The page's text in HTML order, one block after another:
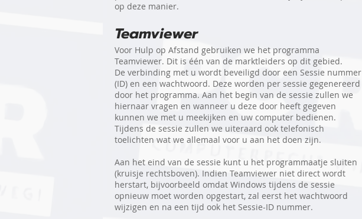
op deze manier.
Teamviewer
Voor Hulp op Afstand gebruiken we het programma
Teamviewer. Dit is één van de marktleiders op dit gebied.
De verbinding met u wordt beveiligd door een Sessie nummer
(ID) en een wachtwoord. Deze worden per sessie gegenereerd
door het programma. Aan het begin van de sessie zullen we
hiernaar vragen en wanneer u deze door heeft gegeven
kunnen we met u meekijken en uw computer bedienen.
Tijdens de sessie zullen we uiteraard ook telefonisch
toelichten wat we allemaal voor u aan het doen zijn.
Aan het eind van de sessie kunt u het programmaatje sluiten
(kruisje rechtsboven). Indien Teamviewer niet direct wordt
herstart, bijvoorbeeld omdat Windows tijdens de sessie
opnieuw moet worden opgestart, zal eerst het wachtwoord
wijzigen en na een tijd ook het Sessie-ID nummer.